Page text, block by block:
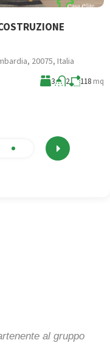
20075, Italia
3 2 118 mq
al gruppo